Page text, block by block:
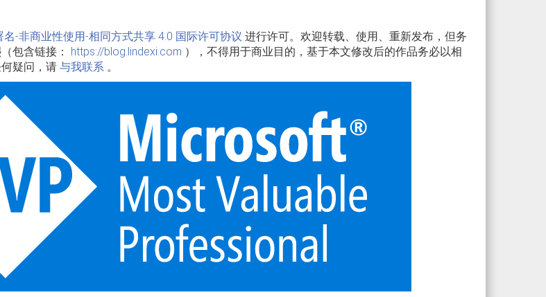
名-非商业性使用-相同方式共享 4.0 国际许可协议 进行许可。欢迎转载、使用、重新发布，但务
包含链接： https://blog.lindexi.com ），不得用于商业目的，基于本文修改后的作品务必以相
疑问，请 与我联系。